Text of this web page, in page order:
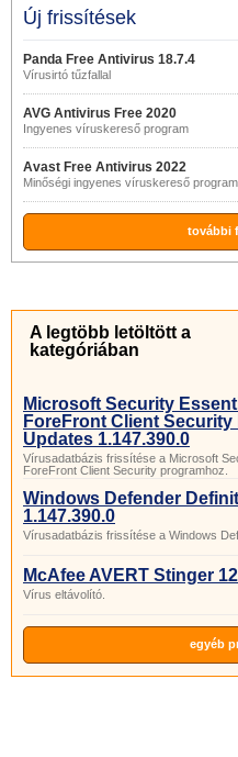
Új frissítések
Panda Free Antivirus 18.7.4
Vírusirtó tűzfallal
AVG Antivirus Free 2020
Ingyenes víruskereső program
Avast Free Antivirus 2022
Minőségi ingyenes víruskereső program
további
A legtöbb letöltött a
kategóriában
Microsoft Security
ForeFront Client Security
Updates 1.147.390.0
Vírusadatbázis frissítése a Microsoft
ForeFront Client Security programhoz.
Windows Defender
1.147.390.0
Vírusadatbázis frissítése a Windows
McAfee AVERT Stinger
Vírus eltávolító.
egyéb